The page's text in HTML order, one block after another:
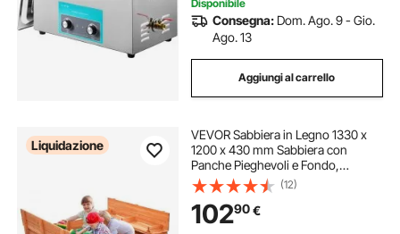
Disponibile
Consegna: Dom. Ago. 9 - Gio.
Ago. 13
Aggiungi al carrello
Liquidazione
VEVOR Sabbiera in Legno 1330 x
1200 x 430 mm Sabbiera con
Panche Pieghevoli e Fondo,
Sabbiera per Bambini in Legno
Naturale per Cortile all'aperto,
Spiaggia, per Ragazzi e Ragazze dai
3 ai 12 Anni
(12)
10290€